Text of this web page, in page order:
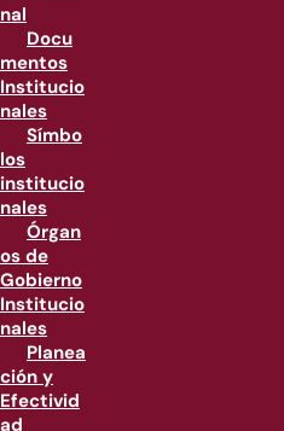
nal
Docu
mentos
Institucio
nales
Símbo
los
institucio
nales
Órgan
os de
Gobierno
Institucio
nales
Planea
ción y
Efectivid
ad